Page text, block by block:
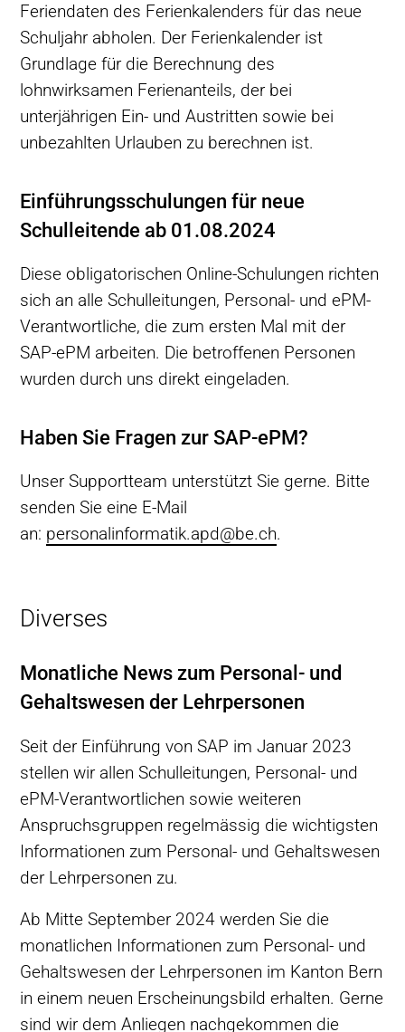
Feriendaten des Ferienkalenders für das neue
Schuljahr abholen. Der Ferienkalender ist
Grundlage für die Berechnung des
lohnwirksamen Ferienanteils, der bei
unterjährigen Ein- und Austritten sowie bei
unbezahlten Urlauben zu berechnen ist.
Einführungsschulungen für neue
Schulleitende ab 01.08.2024
Diese obligatorischen Online-Schulungen richten
sich an alle Schulleitungen, Personal- und ePM-
Verantwortliche, die zum ersten Mal mit der
SAP-ePM arbeiten. Die betroffenen Personen
wurden durch uns direkt eingeladen.
Haben Sie Fragen zur SAP-ePM?
Unser Supportteam unterstützt Sie gerne. Bitte
senden Sie eine E-Mail
an: personalinformatik.apd@be.ch.
Diverses
Monatliche News zum Personal- und
Gehaltswesen der Lehrpersonen
Seit der Einführung von SAP im Januar 2023
stellen wir allen Schulleitungen, Personal- und
ePM-Verantwortlichen sowie weiteren
Anspruchsgruppen regelmässig die wichtigsten
Informationen zum Personal- und Gehaltswesen
der Lehrpersonen zu.
Ab Mitte September 2024 werden Sie die
monatlichen Informationen zum Personal- und
Gehaltswesen der Lehrpersonen im Kanton Bern
in einem neuen Erscheinungsbild erhalten. Gerne
sind wir dem Anliegen nachgekommen die